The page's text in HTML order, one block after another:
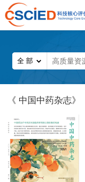
《 中国中药杂志》